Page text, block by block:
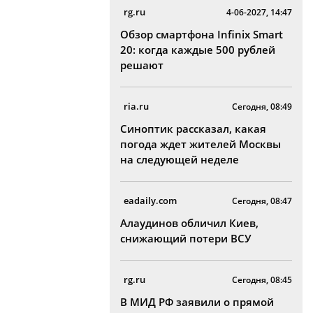
rg.ru 4-06-2027, 14:47
Обзор смартфона Infinix Smart
20: когда каждые 500 рублей
решают
ria.ru Сегодня, 08:49
Синоптик рассказал, какая
погода ждет жителей Москвы
на следующей неделе
eadaily.com Сегодня, 08:47
Алаудинов обличил Киев,
снижающий потери ВСУ
rg.ru Сегодня, 08:45
В МИД РФ заявили о прямой